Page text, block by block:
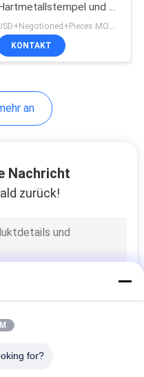
Hartmetallstempel und -
mit YG20C
CD-750 H13
USD+Negotioned+Pieces MOQ:1
KONTAKT
an
Nachricht
zurück!
for?